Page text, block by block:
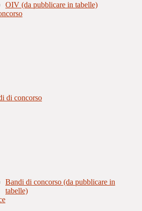
OIV (da pubblicare in tabelle)
di concorso
Bandi di concorso (da pubblicare in
tabelle)